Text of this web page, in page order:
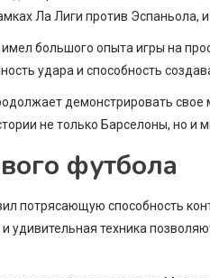
Ла Лиги против
большого опыта игры на
удара и способность
демонстрировать
не только Барселоны, но и
футбола
потрясающую способность
удивительная техника